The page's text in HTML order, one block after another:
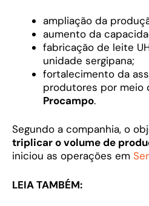
ampliação da
aumento da
fabricação de leite
unidade sergipana;
fortalecimento da
produtores por meio
Procampo.
Segundo a companhia, o
triplicar o volume de
iniciou as operações em
LEIA TAMBÉM: